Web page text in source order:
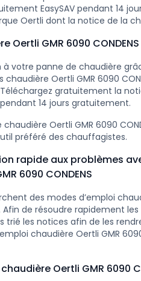
EasySAV pendant 14
Oertli dont la notice de la
Oertli GMR 6090
à votre panne de chaudière
Oertli GMR 6090
gratuitement la
14 jours gratuitement.
Oertli GMR 6090
préféré des chauffagistes.
rapide aux problèmes
6090 CONDENS
des modes d’emploi
de résoudre rapidement
trié les notices afin de les
chaudière Oertli GMR
Oertli GMR 6090